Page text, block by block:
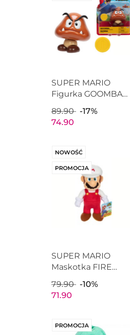
SUPER MARIO
Figurka GOOMBA
JAKKS PACIFIC 41174
89.90
-17%
74.90
NOWOŚĆ
PROMOCJA
SUPER MARIO
Maskotka FIRE
PACIFIC 40947
79.90
-10%
71.90
PROMOCJA